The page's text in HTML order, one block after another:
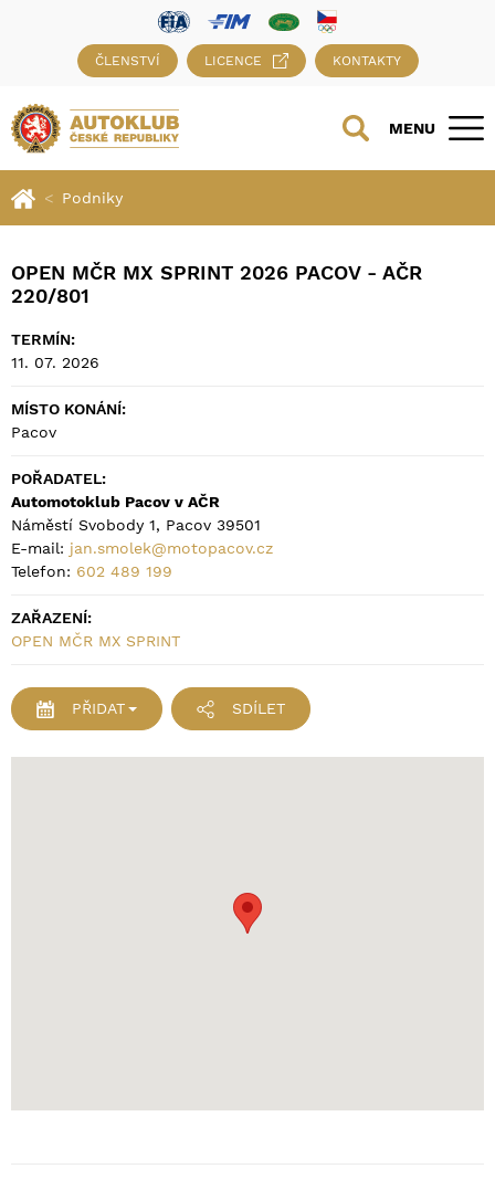
ČLENSTVÍ LICENCE KONTAKTY
MENU
Podniky
OPEN MČR MX SPRINT 2026 PACOV - AČR
220/801
TERMÍN:
11. 07. 2026
MÍSTO KONÁNÍ:
Pacov
POŘADATEL:
Automotoklub Pacov v AČR
Náměstí Svobody 1, Pacov 39501
E-mail: jan.smolek@motopacov.cz
Telefon: 602 489 199
ZAŘAZENÍ:
OPEN MČR MX SPRINT
PŘIDAT SDÍLET